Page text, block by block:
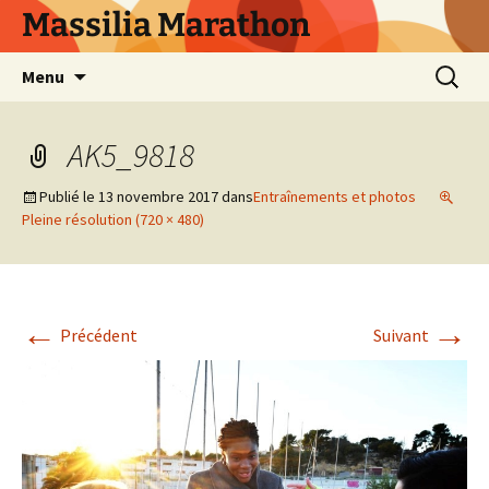
AllerMassilia Marathon
Menu
AK5_9818
Publié le 13 novembre 2017dansEntraînements et photos
Pleine résolution (720 × 480)
← Précédent Suivant →